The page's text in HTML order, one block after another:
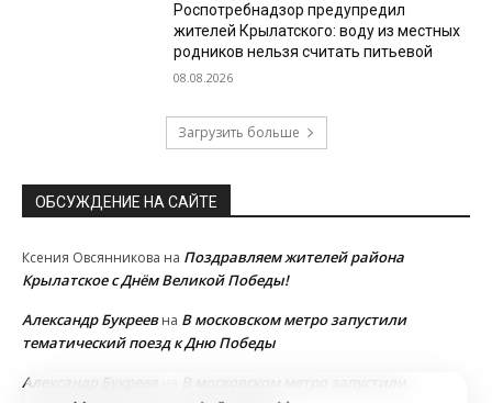
Роспотребнадзор предупредил
жителей Крылатского: воду из местных
родников нельзя считать питьевой
08.08.2026
Загрузить больше
ОБСУЖДЕНИЕ НА САЙТЕ
Ксения Овсянникова на Поздравляем жителей района
Крылатское с Днём Великой Победы!
Александр Букреевна В московском метро запустили
тематический поезд к Дню Победы
Александр Букреев